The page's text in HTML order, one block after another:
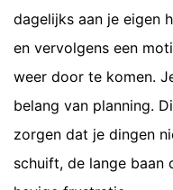
dagelijks aan je eigen
en vervolgens een
weer door te komen.
belang van planning.
zorgen dat je dingen
schuift, de lange